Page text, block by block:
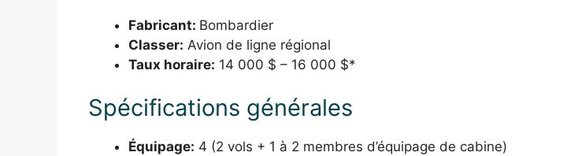
Fabricant: Bombardier
Classer: Avion de ligne régional
Taux horaire: 14 000 $ – 16 000 $*
Spécifications générales
Équipage: 4 (2 vols + 1 à 2 membres d’équipage de cabine)